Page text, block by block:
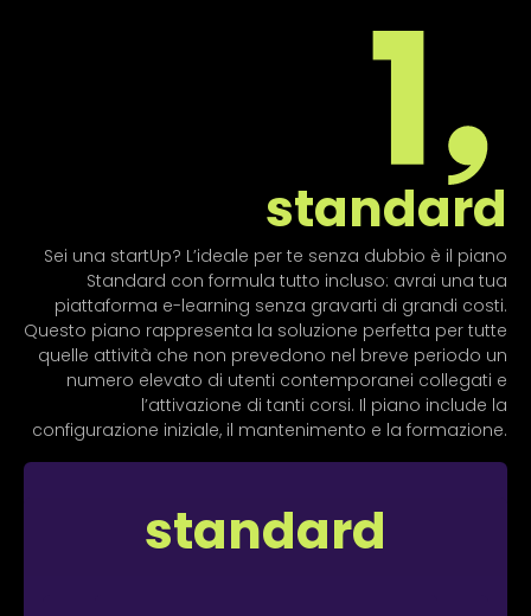
standard
standard
Sei una startUp? L’ideale per te senza dubbio è il piano
Standard con formula tutto incluso: avrai una tua
piattaforma e-learning senza gravarti di grandi costi.
Questo piano rappresenta la soluzione perfetta per tutte
quelle attività che non prevedono nel breve periodo un
numero elevato di utenti contemporanei collegati e
l’attivazione di tanti corsi. Il piano include la
configurazione iniziale, il mantenimento e la formazione.